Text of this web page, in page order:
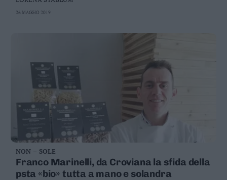
26 MAGGIO 2019
NON – SOLE
Franco Marinelli, da Croviana la sfida della
psta «bio» tutta a mano e solandra